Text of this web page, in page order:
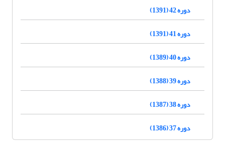
دوره 42 (1391)
دوره 41 (1391)
دوره 40 (1389)
دوره 39 (1388)
دوره 38 (1387)
دوره 37 (1386)